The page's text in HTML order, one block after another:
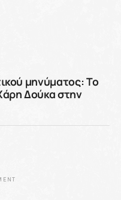
μηνύματος: Το
Δούκα στην